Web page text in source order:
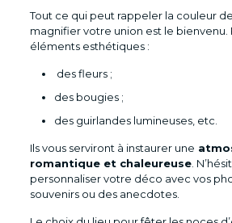
Tout ce qui peut rappeler la couleur
magnifier votre union est le bienvenu.
éléments esthétiques :
des fleurs ;
des bougies ;
des guirlandes lumineuses, etc.
Ils vous serviront à instaurer une
romantique et chaleureuse.
personnaliser votre déco avec vos
souvenirs ou des anecdotes.